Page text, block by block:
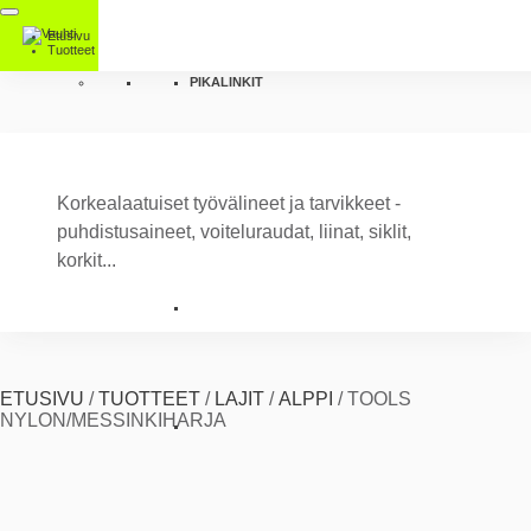
Etusivu
Tuotteet
PIKALINKIT
Korkealaatuiset työvälineet ja tarvikkeet -
puhdistusaineet, voiteluraudat, liinat, siklit,
korkit...
ETUSIVU /TUOTTEET / LAJIT /ALPPI /TOOLS
NYLON/MESSINKIHARJA